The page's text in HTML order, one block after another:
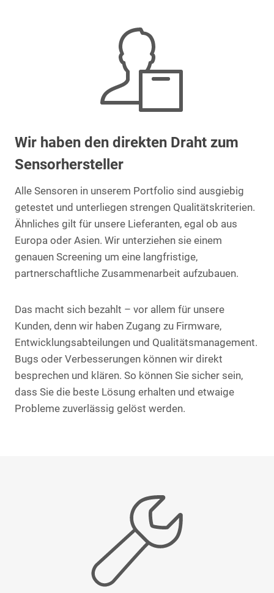
Wir haben den direkten Draht zum
Sensorhersteller
Alle Sensoren in unserem Portfolio sind ausgiebig
getestet und unterliegen strengen Qualitätskriterien.
Ähnliches gilt für unsere Lieferanten, egal ob aus
Europa oder Asien. Wir unterziehen sie einem
genauen Screening um eine langfristige,
partnerschaftliche Zusammenarbeit aufzubauen.
Das macht sich bezahlt – vor allem für unsere
Kunden, denn wir haben Zugang zu Firmware,
Entwicklungsabteilungen und Qualitätsmanagement.
Bugs oder Verbesserungen können wir direkt
besprechen und klären. So können Sie sicher sein,
dass Sie die beste Lösung erhalten und etwaige
Probleme zuverlässig gelöst werden.